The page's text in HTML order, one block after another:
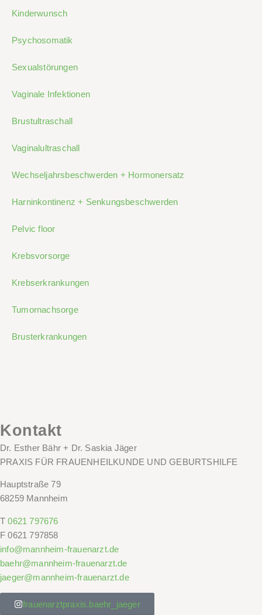
Kinderwunsch
Psychosomatik
Sexualstörungen
Vaginale Infektionen
Brustultraschall
Vaginalultraschall
Wechseljahrsbeschwerden + Hormonersatz
Harninkontinenz + Senkungsbeschwerden
Pelvic floor
Krebsvorsorge
Krebserkrankungen
Tumornachsorge
Brusterkrankungen
Kontakt
Dr. Esther Bähr + Dr. Saskia Jäger
PRAXIS FÜR FRAUENHEILKUNDE UND GEBURTSHILFE
Hauptstraße 79
68259 Mannheim
T 0621 797676
F 0621 797858
info@mannheim-frauenarzt.de
baehr@mannheim-frauenarzt.de
jaeger@mannheim-frauenarzt.de
frauenarztpraxis.baehr_jaeger